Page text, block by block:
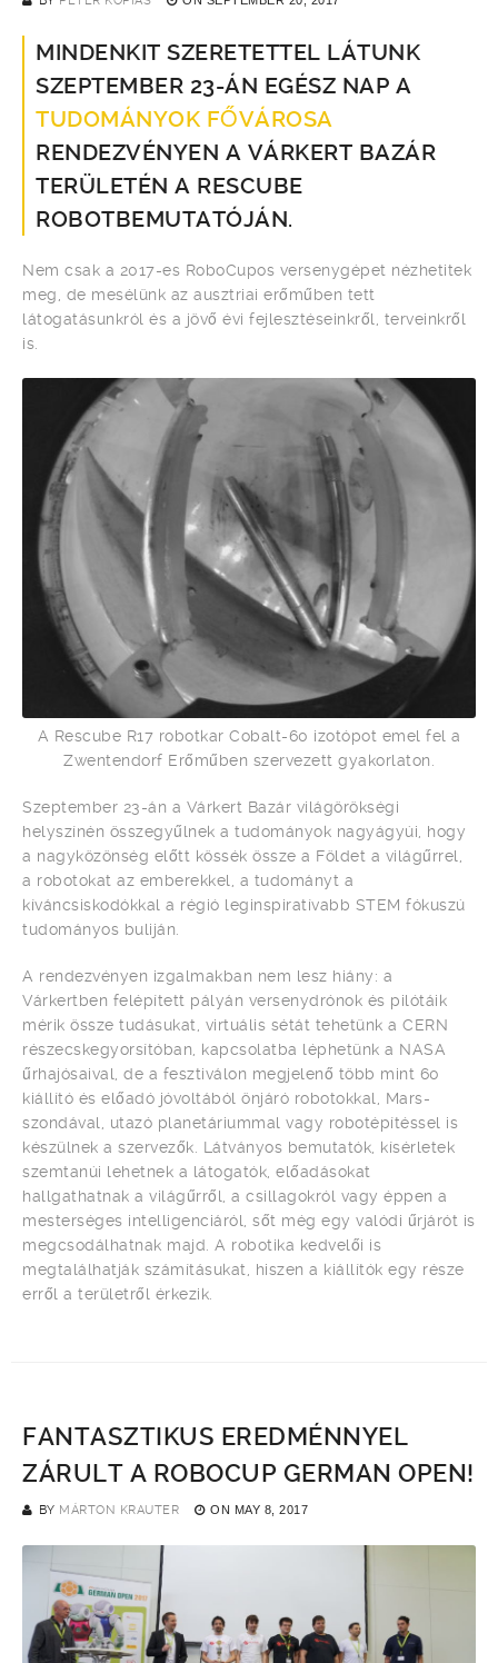
MINDENKIT SZERETETTEL LÁTUNK
SZEPTEMBER 23-ÁN EGÉSZ NAP A
TUDOMÁNYOK FŐVÁROSA
RENDEZVÉNYEN A VÁRKERT BAZÁR
TERÜLETÉN A RESCUBE
ROBOTBEMUTATÓJÁN.
Nem csak a 2017-es RoboCupos versenygépet nézhetitek
meg, de mesélünk az ausztriai erőműben tett
látogatásunkról és a jövő évi fejlesztéseinkről, terveinkről
is.
A Rescube R17 robotkar Cobalt-60 izotópot emel fel a
Zwentendorf Erőműben szervezett gyakorlaton.
Szeptember 23-án a Várkert Bazár világörökségi
helyszínén összegyűlnek a tudományok nagyágyúi, hogy
a nagyközönség előtt kössék össze a Földet a világűrrel,
a robotokat az emberekkel, a tudományt a
kíváncsiskodókkal a régió leginspiratívabb STEM fókuszú
tudományos buliján.
A rendezvényen izgalmakban nem lesz hiány: a
Várkertben felépített pályán versenydrónok és pilótáik
mérik össze tudásukat, virtuális sétát tehetünk a CERN
részecskegyorsítóban, kapcsolatba léphetünk a NASA
űrhajósaival, de a fesztiválon megjelenő több mint 60
kiállító és előadó jóvoltából önjáró robotokkal, Mars-
szondával, utazó planetáriummal vagy robotépítéssel is
készülnek a szervezők. Látványos bemutatók, kísérletek
szemtanúi lehetnek a látogatók, előadásokat
hallgathatnak a világűrről, a csillagokról vagy éppen a
mesterséges intelligenciáról, sőt még egy valódi űrjárót is
megcsodálhatnak majd. A robotika kedvelői is
megtalálhatják számításukat, hiszen a kiállítók egy része
erről a területről érkezik.
FANTASZTIKUS EREDMÉNNYEL
ZÁRULT A ROBOCUP GERMAN OPEN!
BY MÁRTON KRAUTER ON MAY 8, 2017